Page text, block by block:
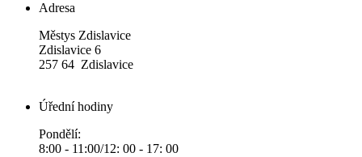
Adresa
Městys Zdislavice
Zdislavice 6
257 64 Zdislavice
Úřední hodiny
Pondělí:
8:00 - 11:00/12: 00 - 17: 00